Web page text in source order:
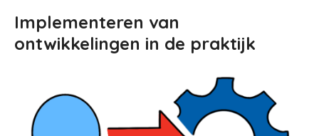
Implementeren van
ontwikkelingen in de praktijk